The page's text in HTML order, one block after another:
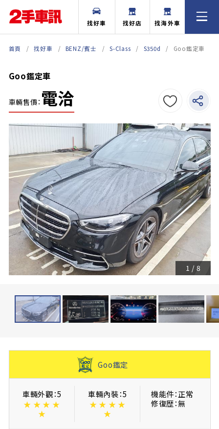
找好車 找好店 找海外車
首頁 找好車 BENZ/賓士 S-Class S350d Goo鑑定車
Goo鑑定車
車輛售價： 電洽
1 / 8
Goo鑑定
車輛外觀：5
★ ★ ★ ★
★
車輛內裝：5
★ ★ ★ ★
★
機能件：正常
修復歴：無